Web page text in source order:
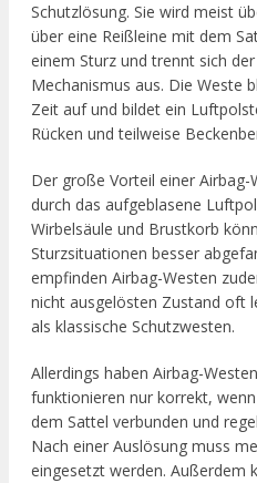
Schutzlösung. Sie wird meist
über eine Reißleine mit dem
einem Sturz und trennt sich
Mechanismus aus. Die Weste
Zeit auf und bildet ein
Rücken und teilweise
Der große Vorteil einer
durch das aufgeblasene
Wirbelsäule und Brustkorb
Sturzsituationen besser
empfinden Airbag-Westen
nicht ausgelösten Zustand oft
als klassische Schutzwesten.
Allerdings haben Airbag-
funktionieren nur korrekt,
dem Sattel verbunden und
Nach einer Auslösung muss
eingesetzt werden. Außerdem